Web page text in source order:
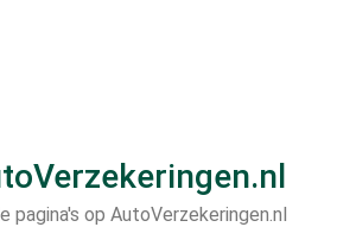
pagina's op AutoVerzekeringen.nl